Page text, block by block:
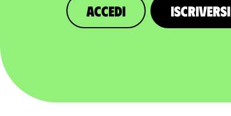
Accedi Iscriversi